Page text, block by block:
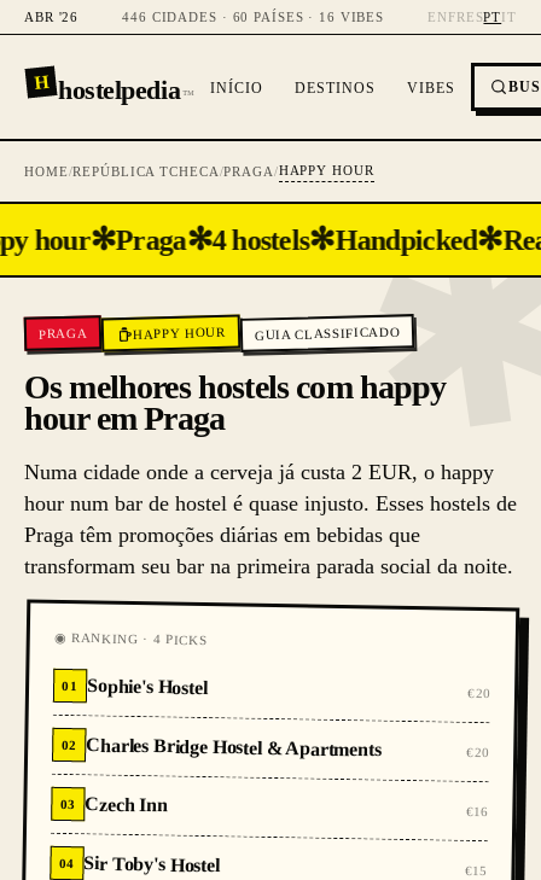
ABR '26 446 CIDADES · 60 PAÍSES · 16 VIBES EN FR ESPTIT
H hostelpedia™ INÍCIO DESTINOS VIBES
HOME/REPÚBLICA TCHECA/PRAGA/HAPPY HOUR
hour✻Praga✻4 hostels✻Handpicked✻
PRAGA HAPPY HOUR GUIA CLASSIFICADO
Os melhores hostels com happy
hour em Praga
Numa cidade onde a cerveja já custa 2 EUR, o happy
hour num bar de hostel é quase injusto. Esses hostels de
Praga têm promoções diárias em bebidas que
transformam seu bar na primeira parada social da noite.
◉ RANKING · 4 PICKS
01 Sophie's Hostel €20
02 Charles Bridge Hostel & Apartments €20
03 Czech Inn €16
04 Sir Toby's Hostel €15